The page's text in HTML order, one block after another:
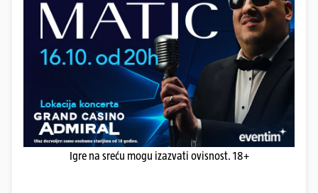
Igre na sreću mogu izazvati ovisnost. 18+